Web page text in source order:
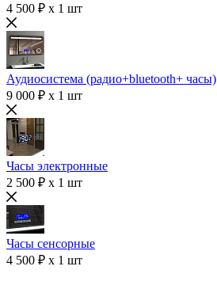
4 500 ₽ x 1 шт
Аудиосистема (радио+bluetooth+ часы)
9 000 ₽ x 1 шт
Часы электронные
2 500 ₽ x 1 шт
Часы сенсорные
4 500 ₽ x 1 шт